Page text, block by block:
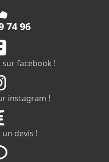
74 96
facebook !
instagram !
devis !